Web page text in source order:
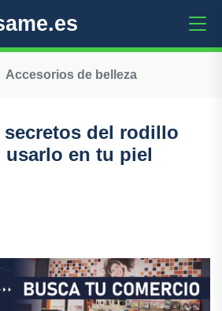
Accesorios de belleza
secretos del rodillo
en tu piel